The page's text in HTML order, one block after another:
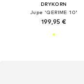
DRYKORN
Jupe 'QERIME 10'
199,95 €